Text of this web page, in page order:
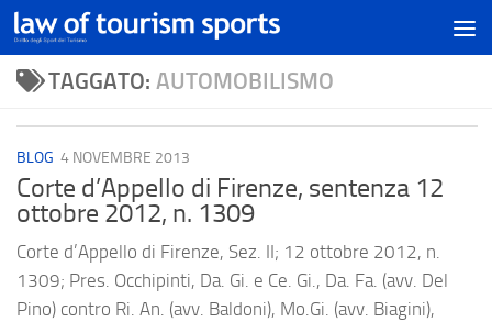
TAGGATO: AUTOMOBILISMO
BLOG 4 NOVEMBRE 2013
Corte d’Appello di Firenze, sentenza 12
ottobre 2012, n. 1309
Corte d’Appello di Firenze, Sez. II; 12 ottobre 2012, n.
1309; Pres. Occhipinti, Da. Gi. e Ce. Gi., Da. Fa. (avv. Del
Pino) contro Ri. An. (avv. Baldoni), Mo.Gi. (avv. Biagini),